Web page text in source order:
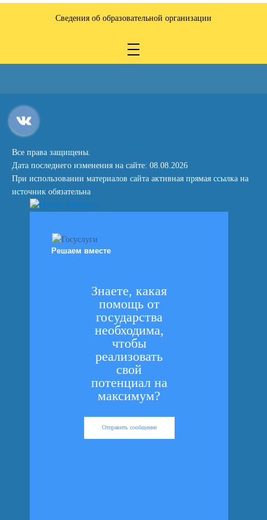
Сведения об образовательной организации
Все права защищены.
Дата последнего изменения на сайте: 08.08.2026
При использовании материалов сайта активная прямая ссылка на
источник обязательна
Решаем вместе
Знаете, какая
помощь от
государства
необходима,
чтобы
реализовать
свой
потенциал на
максимум?
Отправить сообщение